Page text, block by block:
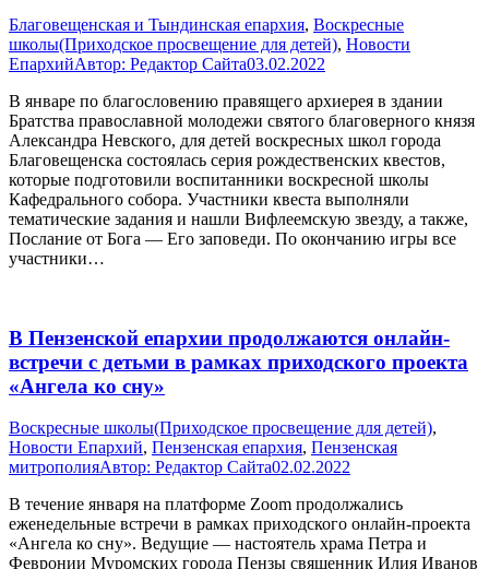
Благовещенская и Тындинская епархия, Воскресные
школы(Приходское просвещение для детей), Новости
ЕпархийАвтор: Редактор Сайта03.02.2022
В январе по благословению правящего архиерея в здании
Братства православной молодежи святого благоверного князя
Александра Невского, для детей воскресных школ города
Благовещенска состоялась серия рождественских квестов,
которые подготовили воспитанники воскресной школы
Кафедрального собора. Участники квеста выполняли
тематические задания и нашли Вифлеемскую звезду, а также,
Послание от Бога — Его заповеди. По окончанию игры все
участники…
В Пензенской епархии продолжаются онлайн-
встречи с детьми в рамках приходского проекта
«Ангела ко сну»
Воскресные школы(Приходское просвещение для детей),
Новости Епархий, Пензенская епархия, Пензенская
митрополияАвтор: Редактор Сайта02.02.2022
В течение января на платформе Zoom продолжались
еженедельные встречи в рамках приходского онлайн-проекта
«Ангела ко сну». Ведущие — настоятель храма Петра и
Февронии Муромских города Пензы священник Илия Иванов